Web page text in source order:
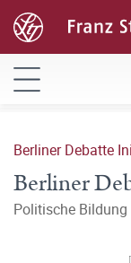
Berliner Debatte
Berliner
Politische